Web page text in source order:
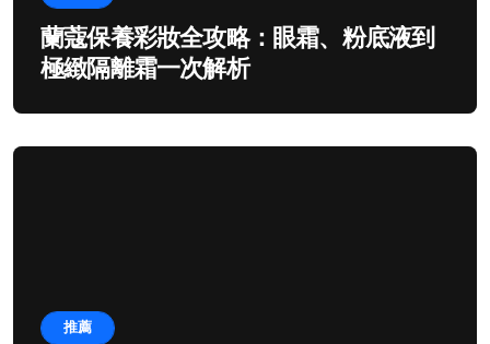
蘭蔻保養彩妝全攻略：眼霜、粉底液到
極緻隔離霜一次解析
推薦